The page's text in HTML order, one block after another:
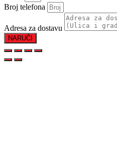
Broj telefona
Adresa za dostavu
NARUČI